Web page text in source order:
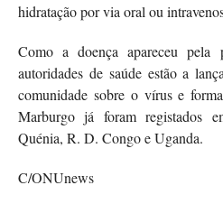
hidratação por via oral ou
Como a doença apareceu
autoridades de saúde estão a
comunidade sobre o vírus e
Marburgo já foram registados
Quénia, R. D. Congo e Uganda.
C/ONUnews